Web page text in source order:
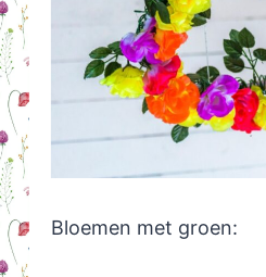
Bloemen met groen: